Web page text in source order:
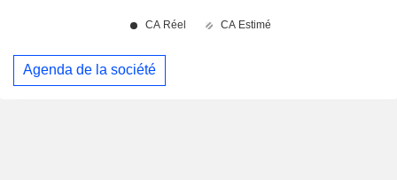
Agenda de la société